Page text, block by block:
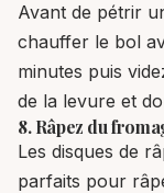
Avant de pétrir
chauffer le bol
minutes puis
de la levure et
8. Râpez du
Les disques de
parfaits pour